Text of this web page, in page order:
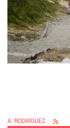
A. RODRÍGUEZ